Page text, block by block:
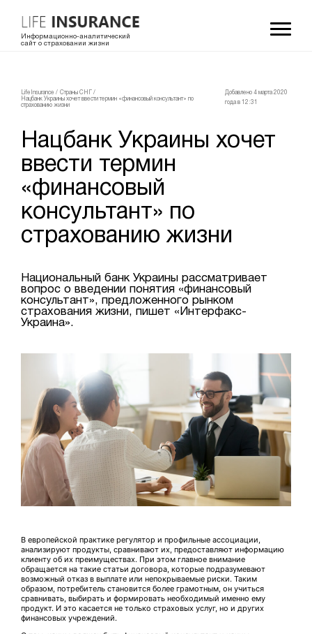
Информационно-аналитический
сайт о страховании жизни
LifeInsurance / Страны СНГ
/
Нацбанк Украины хочет ввести термин «финансовый консультант» по
страхованию жизни
Добавлено 4 мартa 2020
года в 12:31
Нацбанк Украины хочет
ввести термин
«финансовый
консультант» по
страхованию жизни
Национальный банк Украины рассматривает
вопрос о введении понятия «финансовый
консультант», предложенного рынком
страхования жизни, пишет «Интерфакс-
Украина».
В европейской практике регулятор и профильные ассоциации,
анализируют продукты, сравнивают их, предоставляют информацию
клиенту об их преимуществах. При этом главное внимание
обращается на такие статьи договора, которые подразумевают
возможный отказ в выплате или непокрываемые риски. Таким
образом, потребитель становится более грамотным, он учиться
сравнивать, выбирать и формировать необходимый именно ему
продукт. И это касается не только страховых услуг, но и других
финансовых учреждений.